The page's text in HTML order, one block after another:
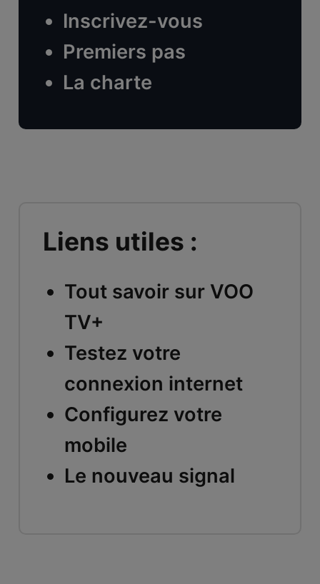
Inscrivez-vous
Premiers pas
La charte
Liens utiles :
Tout savoir sur VOO
TV+
Testez votre
connexion internet
Configurez votre
mobile
Le nouveau signal